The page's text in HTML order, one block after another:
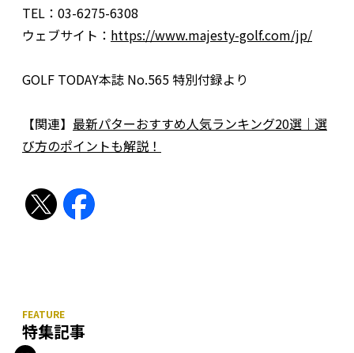
TEL：03-6275-6308
ウェブサイト： https://www.majesty-golf.com/jp/
GOLF TODAY本誌 No.565 特別付録より
【関連】 最新パターおすすめ人気ランキング20選｜選
び方のポイントも解説！
特集記事